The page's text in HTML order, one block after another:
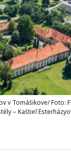
v Tomášikove/ Foto:
– Kaštieľ